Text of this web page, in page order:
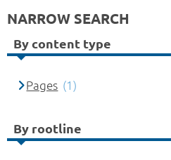
NARROW SEARCH
By content type
Pages (1)
By rootline